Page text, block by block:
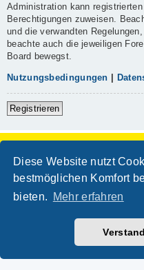
Diese Website nutzt
bestmöglichen Komfort
bieten.
Mehr erfahren
Administration kann
Berechtigungen zuweisen.
und die verwandten
beachte auch die jeweiligen
Board bewegst.
Nutzungsbedingungen
Registrieren
Powered by phpBB ®
Datenschutz